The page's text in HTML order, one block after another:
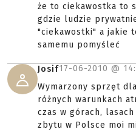
że to ciekawostka to
gdzie ludzie
"ciekawostki" a jakie
samemu pomyśleć
Josif17-06-2010 @
Wymarzony sprzęt
różnych warunkach
czas w górach, lasach
zbytu w Polsce moi